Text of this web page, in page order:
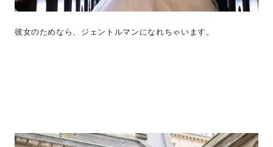
彼女のためなら、ジェントルマンになれちゃいます。